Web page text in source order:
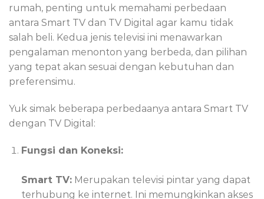
rumah, penting untuk memahami perbedaan
antara Smart TV dan TV Digital agar kamu tidak
salah beli. Kedua jenis televisi ini menawarkan
pengalaman menonton yang berbeda, dan pilihan
yang tepat akan sesuai dengan kebutuhan dan
preferensimu.
Yuk simak beberapa perbedaanya antara Smart TV
dengan TV Digital:
Fungsi dan Koneksi:
Smart TV:Merupakan televisi pintar yang dapat
terhubung ke internet. Ini memungkinkan akses